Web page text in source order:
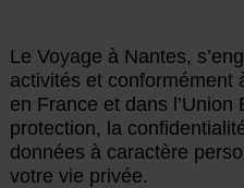
Le Voyage à Nantes,
activités et conformément
en France et dans
protection, la
données à caractère
votre vie privée.